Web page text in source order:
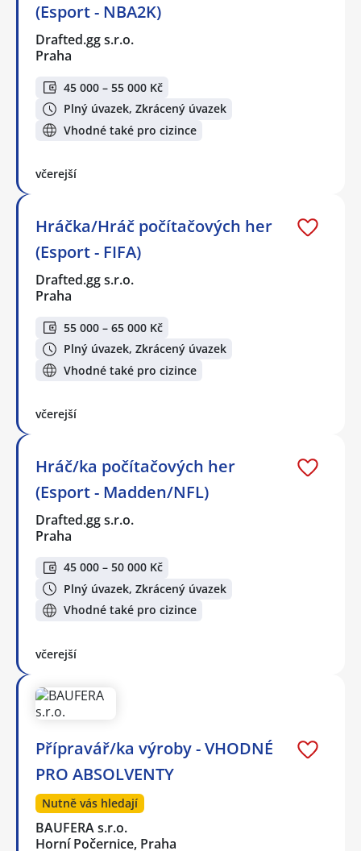
(Esport - NBA2K)
Drafted.gg s.r.o.
Praha
45 000 – 55 000 Kč
Plný úvazek, Zkrácený úvazek
Vhodné také pro cizince
včerejší
Hráčka/Hráč počítačových her
(Esport - FIFA)
Drafted.gg s.r.o.
Praha
55 000 – 65 000 Kč
Plný úvazek, Zkrácený úvazek
Vhodné také pro cizince
včerejší
Hráč/ka počítačových her
(Esport - Madden/NFL)
Drafted.gg s.r.o.
Praha
45 000 – 50 000 Kč
Plný úvazek, Zkrácený úvazek
Vhodné také pro cizince
včerejší
Přípravář/ka výroby - VHODNÉ
PRO ABSOLVENTY
Nutně vás hledají
BAUFERA s.r.o.
Horní Počernice, Praha